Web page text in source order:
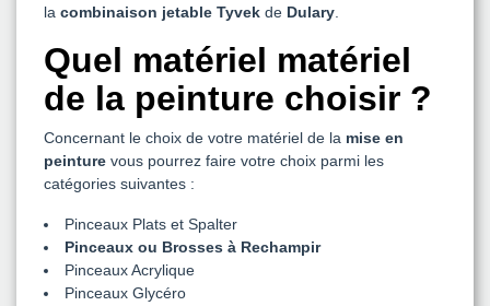
la combinaison jetable Tyvek de Dulary.
Quel matériel matériel
de la peinture choisir ?
Concernant le choix de votre matériel de la mise en
peinture vous pourrez faire votre choix parmi les
catégories suivantes :
Pinceaux Plats et Spalter
Pinceaux ou Brosses à Rechampir
Pinceaux Acrylique
Pinceaux Glycéro